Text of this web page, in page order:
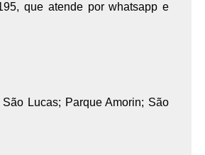
que atende por whatsapp e
Lucas; Parque Amorin; São